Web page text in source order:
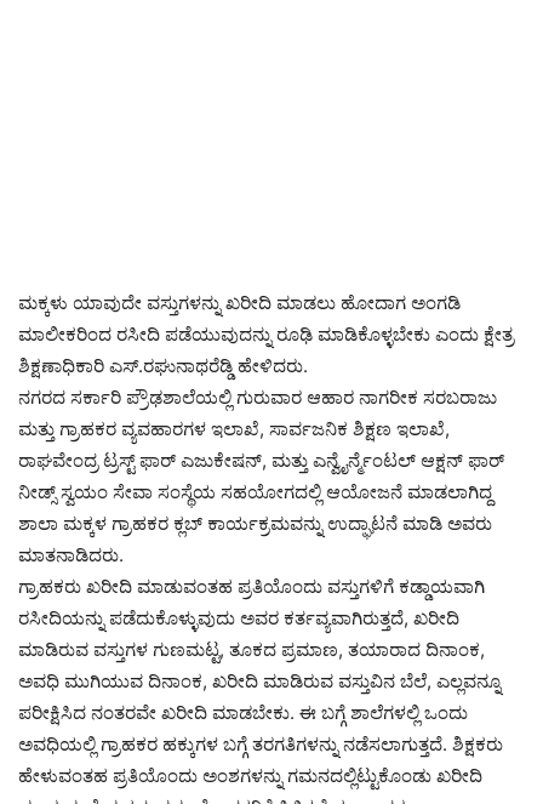
ಮಕ್ಕಳು ಯಾವುದೇ ವಸ್ತುಗಳನ್ನು ಖರೀದಿ ಮಾಡಲು ಹೋದಾಗ ಅಂಗಡಿ
ಮಾಲೀಕರಿಂದ ರಸೀದಿ ಪಡೆಯುವುದನ್ನು ರೂಢಿ ಮಾಡಿಕೊಳ್ಳಬೇಕು ಎಂದು ಕ್ಷೇತ್ರ
ಶಿಕ್ಷಣಾಧಿಕಾರಿ ಎಸ್.ರಘುನಾಥರೆಡ್ಡಿ ಹೇಳಿದರು.
ನಗರದ ಸರ್ಕಾರಿ ಪ್ರೌಢಶಾಲೆಯಲ್ಲಿ ಗುರುವಾರ ಆಹಾರ ನಾಗರೀಕ ಸರಬರಾಜು
ಮತ್ತು ಗ್ರಾಹಕರ ವ್ಯವಹಾರಗಳ ಇಲಾಖೆ, ಸಾರ್ವಜನಿಕ ಶಿಕ್ಷಣ ಇಲಾಖೆ,
ರಾಘವೇಂದ್ರ ಟ್ರಸ್ಟ್ ಫಾರ್ ಎಜುಕೇಷನ್, ಮತ್ತು ಎನ್ವೈರ್ನ್ಮೆಂಟಲ್ ಆಕ್ಷನ್ ಫಾರ್
ನೀಡ್ಸ್ ಸ್ವಯಂ ಸೇವಾ ಸಂಸ್ಥೆಯ ಸಹಯೋಗದಲ್ಲಿ ಆಯೋಜನೆ ಮಾಡಲಾಗಿದ್ದ
ಶಾಲಾ ಮಕ್ಕಳ ಗ್ರಾಹಕರ ಕ್ಲಬ್ ಕಾರ್ಯಕ್ರಮವನ್ನು ಉದ್ಘಾಟನೆ ಮಾಡಿ ಅವರು
ಮಾತನಾಡಿದರು.
ಗ್ರಾಹಕರು ಖರೀದಿ ಮಾಡುವಂತಹ ಪ್ರತಿಯೊಂದು ವಸ್ತುಗಳಿಗೆ ಕಡ್ಡಾಯವಾಗಿ
ರಸೀದಿಯನ್ನು ಪಡೆದುಕೊಳ್ಳುವುದು ಅವರ ಕರ್ತವ್ಯವಾಗಿರುತ್ತದೆ, ಖರೀದಿ
ಮಾಡಿರುವ ವಸ್ತುಗಳ ಗುಣಮಟ್ಟ, ತೂಕದ ಪ್ರಮಾಣ, ತಯಾರಾದ ದಿನಾಂಕ,
ಅವಧಿ ಮುಗಿಯುವ ದಿನಾಂಕ, ಖರೀದಿ ಮಾಡಿರುವ ವಸ್ತುವಿನ ಬೆಲೆ, ಎಲ್ಲವನ್ನೂ
ಪರೀಕ್ಷಿಸಿದ ನಂತರವೇ ಖರೀದಿ ಮಾಡಬೇಕು. ಈ ಬಗ್ಗೆ ಶಾಲೆಗಳಲ್ಲಿ ಒಂದು
ಅವಧಿಯಲ್ಲಿ ಗ್ರಾಹಕರ ಹಕ್ಕುಗಳ ಬಗ್ಗೆ ತರಗತಿಗಳನ್ನು ನಡೆಸಲಾಗುತ್ತದೆ. ಶಿಕ್ಷಕರು
ಹೇಳುವಂತಹ ಪ್ರತಿಯೊಂದು ಅಂಶಗಳನ್ನು ಗಮನದಲ್ಲಿಟ್ಟುಕೊಂಡು ಖರೀದಿ